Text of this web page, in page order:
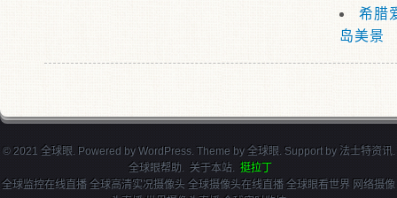
希腊
岛美景
© 2021 全球眼. Powered by WordPress. Theme by 全球眼. Support by 法士特资讯.
全球眼帮助. 关于本站. 挺拉丁
全球监控在线直播 全球高清实况摄像头 全球摄像头在线直播 全球眼看世界 网络摄像